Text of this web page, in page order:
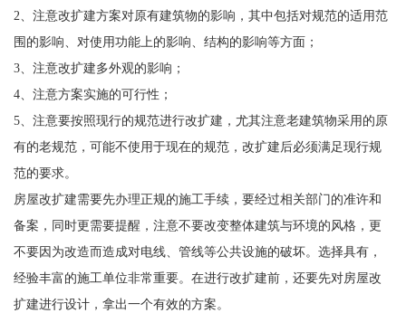
2、注意改扩建方案对原有建筑物的影响，其中包括对规范的适用范
围的影响、对使用功能上的影响、结构的影响等方面；
3、注意改扩建多外观的影响；
4、注意方案实施的可行性；
5、注意要按照现行的规范进行改扩建，尤其注意老建筑物采用的原
有的老规范，可能不使用于现在的规范，改扩建后必须满足现行规
范的要求。
房屋改扩建需要先办理正规的施工手续，要经过相关部门的准许和
备案，同时更需要提醒，注意不要改变整体建筑与环境的风格，更
不要因为改造而造成对电线、管线等公共设施的破坏。选择具有，
经验丰富的施工单位非常重要。在进行改扩建前，还要先对房屋改
扩建进行设计，拿出一个有效的方案。